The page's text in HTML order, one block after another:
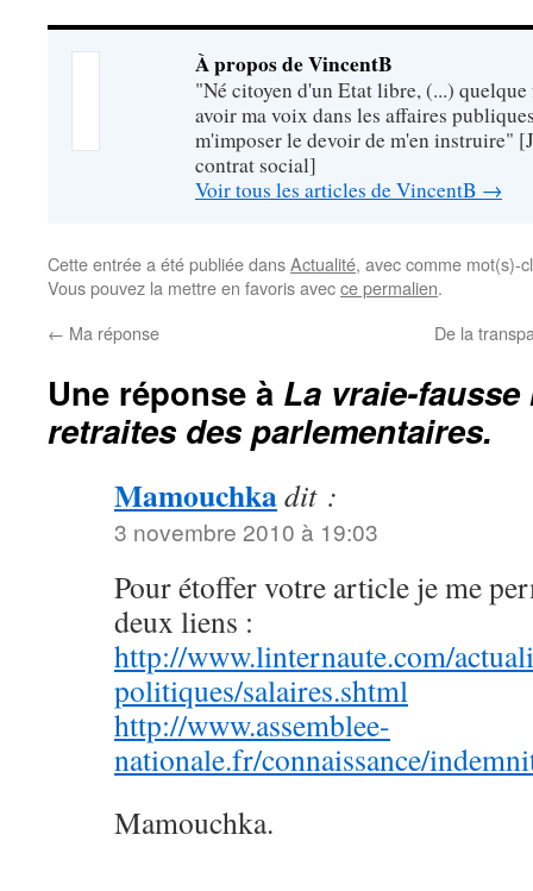
À propos de VincentB
"Né citoyen d'un Etat libre, (...)
avoir ma voix dans les affaires
m'imposer le devoir de m'en instruire"
contrat social]
Voir tous les articles de VincentB →
Cette entrée a été publiée dansActualité, avec comme mot(s)-
Vous pouvez la mettre en favoris avecce permalien.
← Ma réponse De la
Une réponse à La vraie-
retraites des parlementaires.
Mamouchkadit :
3 novembre 2010 à 19:03
Pour étoffer votre article je me
deux liens :
http://www.linternaute.com/
politiques/salaires.shtml
http://www.assemblee-
nationale.fr/connaissance/
Mamouchka.